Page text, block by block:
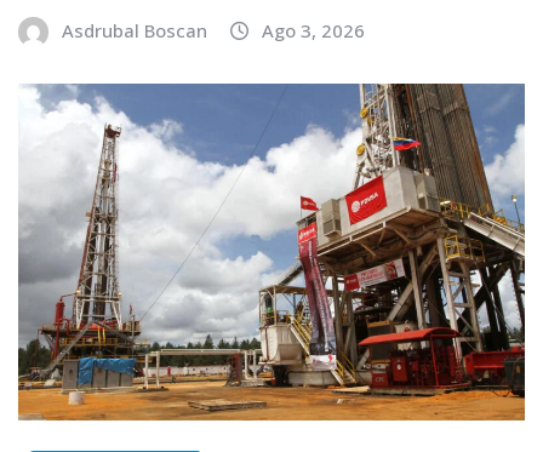
Asdrubal Boscan Ago 3, 2026